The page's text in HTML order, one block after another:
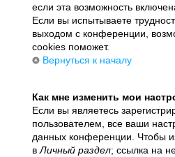
если эта возможность
Если вы испытываете
выходом с конференции,
cookies поможет.
Вернуться к началу
Как мне изменить мои
Если вы являетесь
пользователем, все ваши
данных конференции. Чтобы
вЛичный раздел; ссылка на